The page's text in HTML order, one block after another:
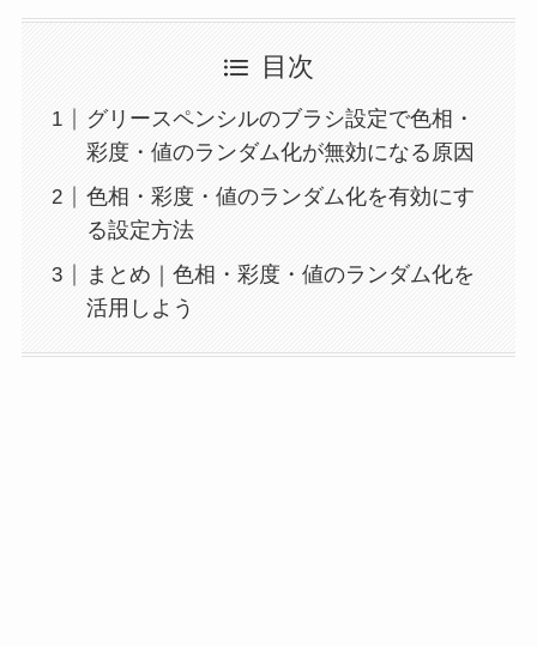
目次
グリースペンシルのブラシ設定で色相・
彩度・値のランダム化が無効になる原因
色相・彩度・値のランダム化を有効にす
る設定方法
まとめ｜色相・彩度・値のランダム化を
活用しよう